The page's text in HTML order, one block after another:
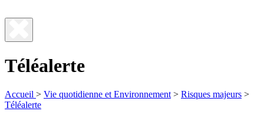
Fermer
recherche
Téléalerte
Accueil > Vie quotidienne et Environnement > Risques majeurs >
Téléalerte